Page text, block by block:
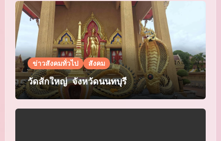
ข่าวสังคมทั่วไป สังคม
วัดสักใหญ่ จังหวัดนนทบุรี